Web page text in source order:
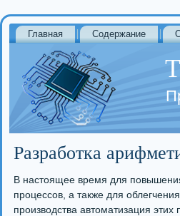
Главная Содержание
Разработка
В настоящее время для
процессов, а также для
производства автоматизация